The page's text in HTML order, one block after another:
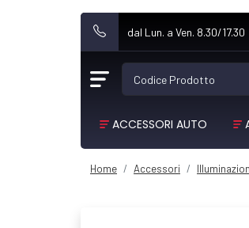
dal Lun. a Ven. 8.30/17.30
Codice Prodotto
ACCESSORI AUTO
Home Accessori